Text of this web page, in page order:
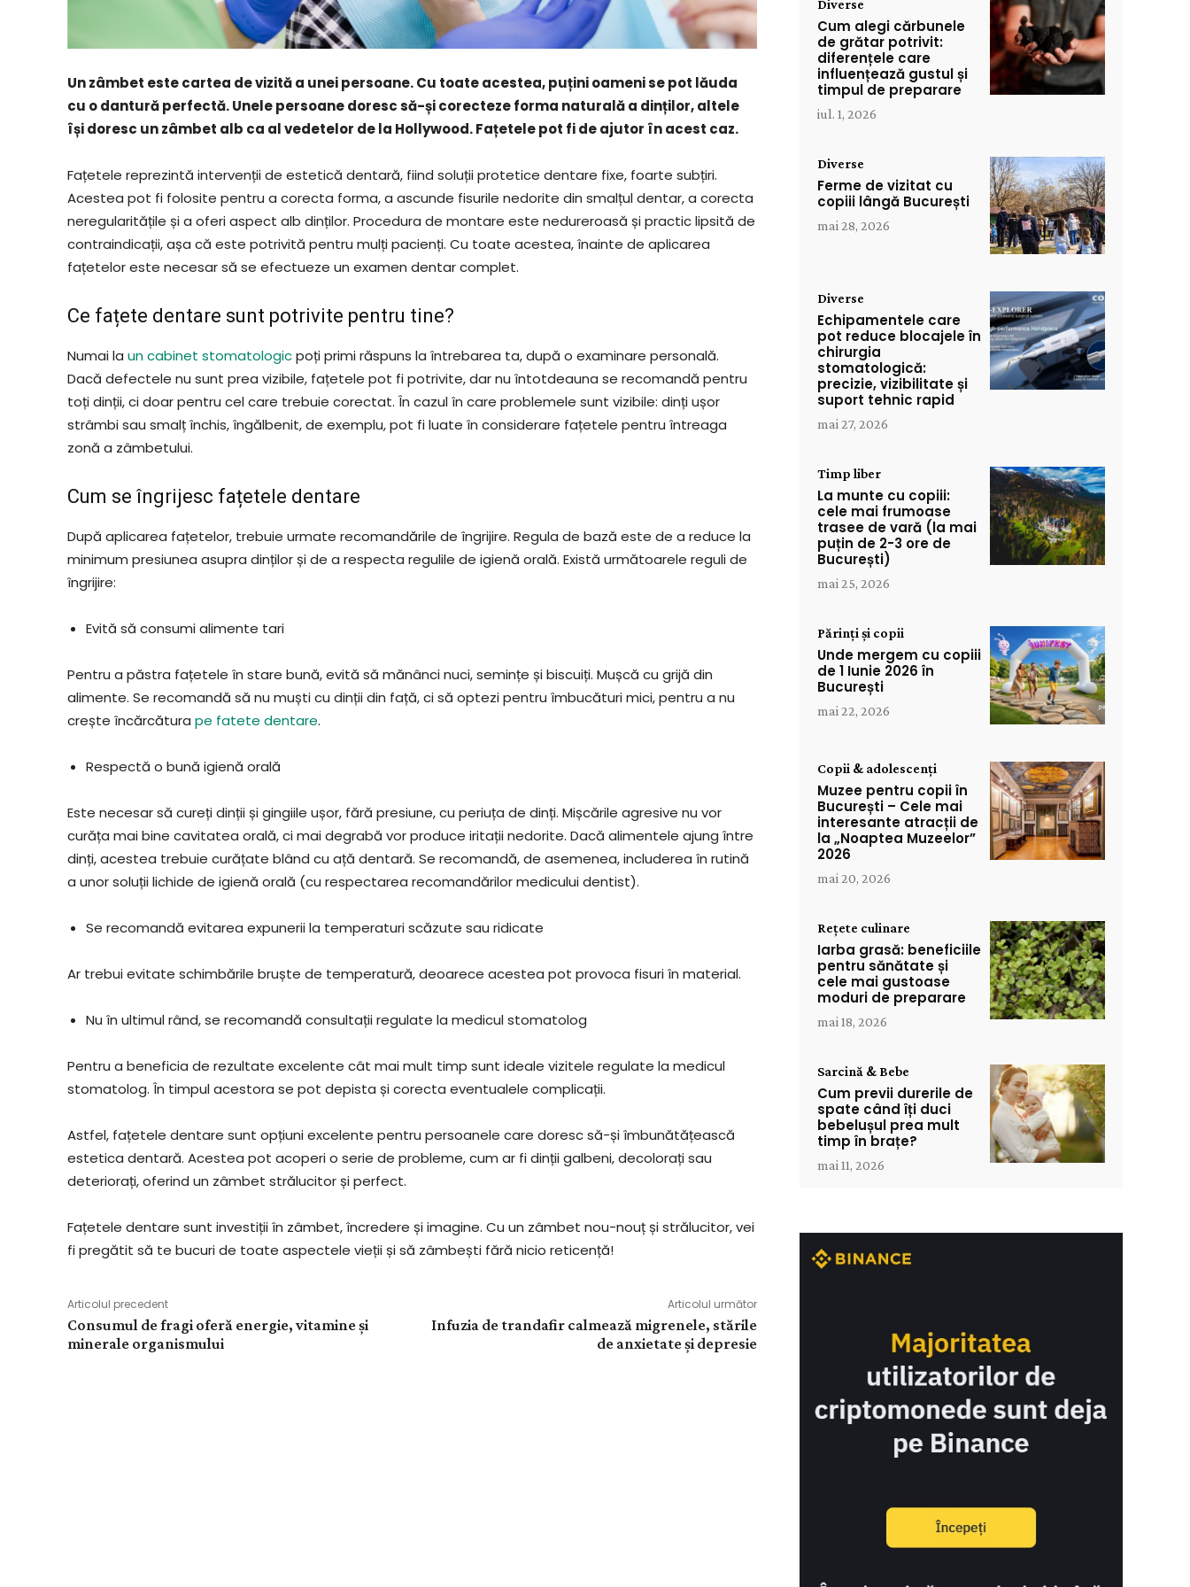
Un zâmbet este cartea de vizită a unei persoane. Cu toate acestea, puțini oameni se pot lăuda
cu o dantură perfectă. Unele persoane doresc să-și corecteze forma naturală a dinților, altele
își doresc un zâmbet alb ca al vedetelor de la Hollywood. Fațetele pot fi de ajutor în acest caz.
Fațetele reprezintă intervenții de estetică dentară, fiind soluții protetice dentare fixe, foarte subțiri.
Acestea pot fi folosite pentru a corecta forma, a ascunde fisurile nedorite din smalțul dentar, a corecta
neregularitățile și a oferi aspect alb dinților. Procedura de montare este nedureroasă și practic lipsită de
contraindicații, așa că este potrivită pentru mulți pacienți. Cu toate acestea, înainte de aplicarea
fațetelor este necesar să se efectueze un examen dentar complet.
Ce fațete dentare sunt potrivite pentru tine?
Numai la un cabinet stomatologicpoți primi răspuns la întrebarea ta, după o examinare personală.
Dacă defectele nu sunt prea vizibile, fațetele pot fi potrivite, dar nu întotdeauna se recomandă pentru
toți dinții, ci doar pentru cel care trebuie corectat. În cazul în care problemele sunt vizibile: dinți ușor
strâmbi sau smalț închis, îngălbenit, de exemplu, pot fi luate în considerare fațetele pentru întreaga
zonă a zâmbetului.
Cum se îngrijesc fațetele dentare
După aplicarea fațetelor, trebuie urmate recomandările de îngrijire. Regula de bază este de a reduce la
minimum presiunea asupra dinților și de a respecta regulile de igienă orală. Există următoarele reguli de
îngrijire:
Evită să consumi alimente tari
Pentru a păstra fațetele în stare bună, evită să mănânci nuci, semințe și biscuiți. Mușcă cu grijă din
alimente. Se recomandă să nu muști cu dinții din față, ci să optezi pentru îmbucături mici, pentru a nu
crește încărcătura pe fatete dentare.
Respectă o bună igienă orală
Este necesar să cureți dinții și gingiile ușor, fără presiune, cu periuța de dinți. Mișcările agresive nu vor
curăța mai bine cavitatea orală, ci mai degrabă vor produce iritații nedorite. Dacă alimentele ajung între
dinți, acestea trebuie curățate blând cu ață dentară. Se recomandă, de asemenea, includerea în rutină
a unor soluții lichide de igienă orală (cu respectarea recomandărilor medicului dentist).
Se recomandă evitarea expunerii la temperaturi scăzute sau ridicate
Ar trebui evitate schimbările bruște de temperatură, deoarece acestea pot provoca fisuri în material.
Nu în ultimul rând, se recomandă consultații regulate la medicul stomatolog
Pentru a beneficia de rezultate excelente cât mai mult timp sunt ideale vizitele regulate la medicul
stomatolog. În timpul acestora se pot depista și corecta eventualele complicații.
Astfel, fațetele dentare sunt opțiuni excelente pentru persoanele care doresc să-și îmbunătățească
estetica dentară. Acestea pot acoperi o serie de probleme, cum ar fi dinții galbeni, decolorați sau
deteriorați, oferind un zâmbet strălucitor și perfect.
Fațetele dentare sunt investiții în zâmbet, încredere și imagine. Cu un zâmbet nou-nouț și strălucitor, vei
fi pregătit să te bucuri de toate aspectele vieții și să zâmbești fără nicio reticență!
Articolul precedent
Consumul de fragi oferă energie, vitamine și
minerale organismului
Articolul următor
Infuzia de trandafir calmează migrenele, stările
de anxietate și depresie
Diverse
Cum alegi cărbunele
de grătar potrivit:
diferențele care
influențează gustul și
timpul de preparare
iul. 1, 2026
Diverse
Ferme de vizitat cu
copiii lângă București
mai 28, 2026
Diverse
Echipamentele care
pot reduce blocajele în
chirurgia
stomatologică:
precizie, vizibilitate și
suport tehnic rapid
mai 27, 2026
Timp liber
La munte cu copiii:
cele mai frumoase
trasee de vară (la mai
puțin de 2-3 ore de
București)
mai 25, 2026
Părinți și copii
Unde mergem cu copiii
de 1 Iunie 2026 în
București
mai 22, 2026
Copii & adolescenți
Muzee pentru copii în
București – Cele mai
interesante atracții de
la „Noaptea Muzeelor”
2026
mai 20, 2026
Rețete culinare
Iarba grasă: beneficiile
pentru sănătate și
cele mai gustoase
moduri de preparare
mai 18, 2026
Sarcină & Bebe
Cum previi durerile de
spate când îți duci
bebelușul prea mult
timp în brațe?
mai 11, 2026